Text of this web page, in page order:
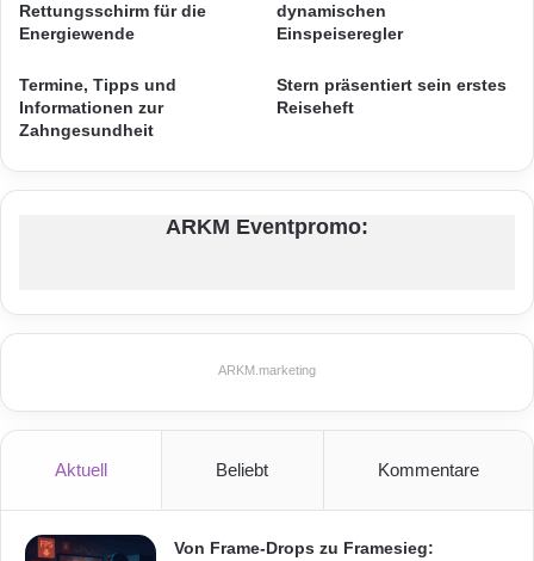
Quelle: Crowdfox
r
f
r
O
n
t
g
n
d
l
z
u
o
t
Rettungsschirm für die
Energiewende
dynamischen
Einspeiseregler
Termine, Tipps und
Informationen zur
Zahngesundheit
Stern präsentiert sein erstes
Reiseheft
ARKM Eventpromo:
ARKM.marketing
Aktuell Beliebt Kommentare
Von Frame-Drops zu Framesieg: